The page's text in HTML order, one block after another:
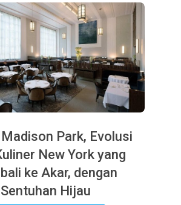
Madison Park, Evolusi
New York yang
ke Akar, dengan
Sentuhan Hijau